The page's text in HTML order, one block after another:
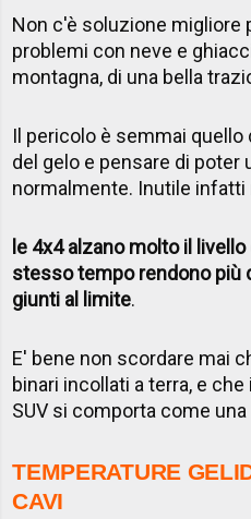
Non c'è soluzione migliore
problemi con neve e
montagna, di una bella
Il pericolo è semmai
del gelo e pensare di poter
normalmente. Inutile infatti
le 4x4 alzano molto il
stesso tempo rendono più
giunti al limite.
E' bene non scordare mai
binari incollati a terra, e
SUV si comporta come
TEMPERATURE
CAVI